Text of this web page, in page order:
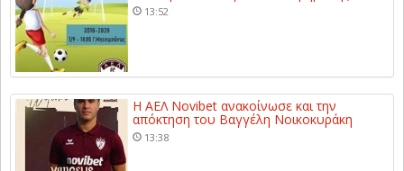
13:52
Η ΑΕΛ Novibet ανακοίνωσε και την
απόκτηση του Βαγγέλη Νοικοκυράκη
13:38